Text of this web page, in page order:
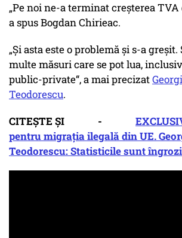
„Pe noi ne-a terminat creșterea TVA
a spus Bogdan Chirieac.
„Și asta este o problemă și s-a
multe măsuri care se pot lua,
public-private“, a mai precizat
Teodorescu.
CITEȘTE ȘI -
pentru migrația ilegală din UE.
Teodorescu: Statisticile sunt